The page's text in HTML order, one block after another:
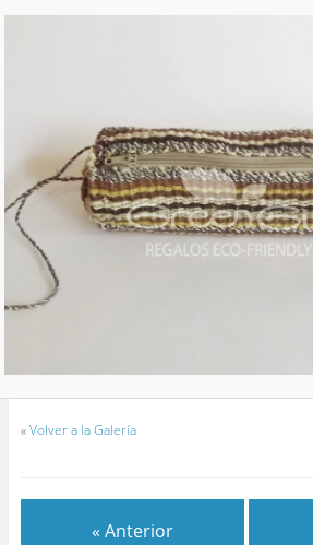
«Volver a la Galería
« Anterior